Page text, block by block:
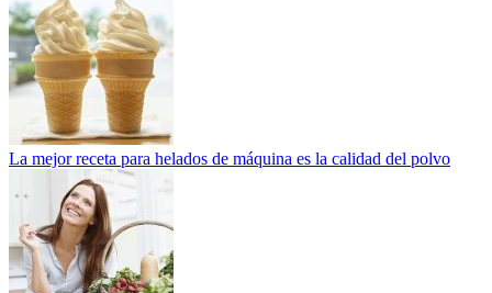
La mejor receta para helados de máquina es la calidad del polvo